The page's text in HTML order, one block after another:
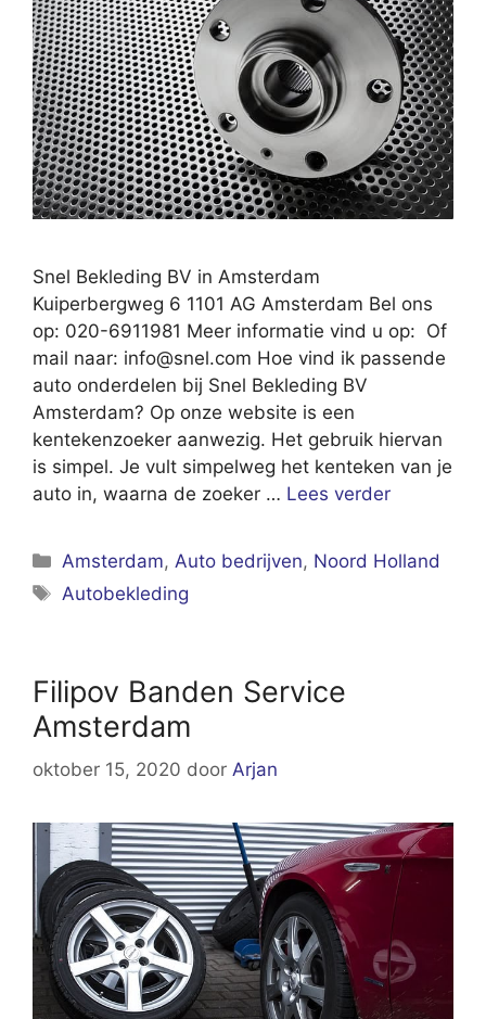
Snel Bekleding BV in Amsterdam
Kuiperbergweg 6 1101 AG Amsterdam Bel ons
op: 020-6911981 Meer informatie vind u op: Of
mail naar: info@snel.com Hoe vind ik passende
auto onderdelen bij Snel Bekleding BV
Amsterdam? Op onze website is een
kentekenzoeker aanwezig. Het gebruik hiervan
is simpel. Je vult simpelweg het kenteken van je
auto in, waarna de zoeker … Lees verder
Categorieën
Amsterdam, Auto bedrijven, Noord Holland
Tags
Autobekleding
Filipov Banden Service
Amsterdam
oktober 15, 2020 door Arjan